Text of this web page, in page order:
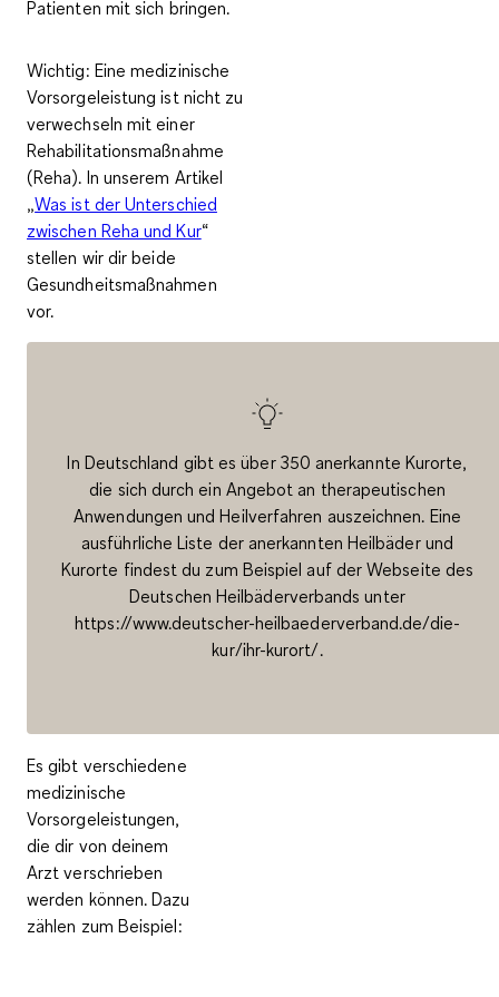
Patienten mit sich bringen.
Wichtig: Eine medizinische
Vorsorgeleistung ist nicht zu
verwechseln mit einer
Rehabilitationsmaßnahme
(Reha). In unserem Artikel
„Was ist der Unterschied
zwischen Reha und Kur“
stellen wir dir beide
Gesundheitsmaßnahmen
vor.
In Deutschland gibt es über 350 anerkannte Kurorte,
die sich durch ein Angebot an therapeutischen
Anwendungen und Heilverfahren auszeichnen. Eine
ausführliche Liste der anerkannten Heilbäder und
Kurorte findest du zum Beispiel auf der Webseite des
Deutschen Heilbäderverbands unter
https://www.deutscher-heilbaederverband.de/die-
kur/ihr-kurort/.
Es gibt verschiedene
medizinische
Vorsorgeleistungen,
die dir von deinem
Arzt verschrieben
werden können. Dazu
zählen zum Beispiel: